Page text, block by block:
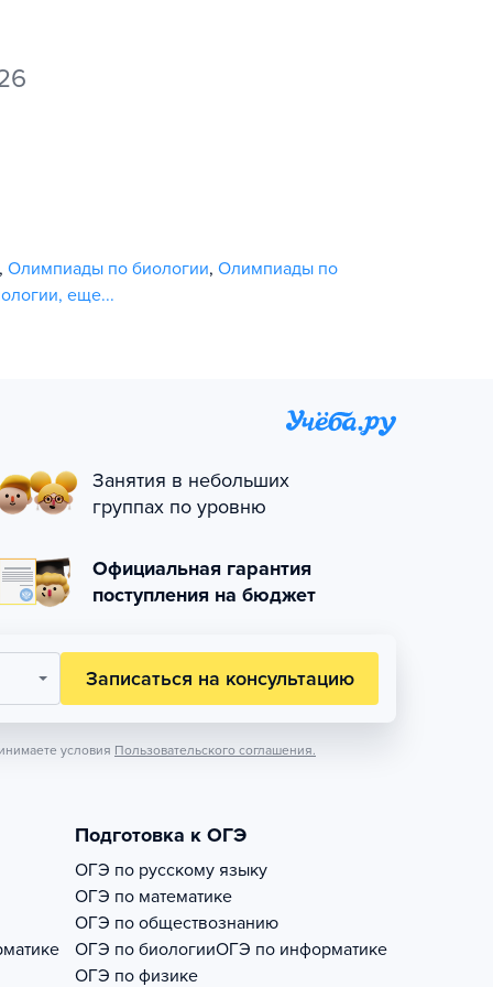
, Олимпиады по биологии, Олимпиады по
, еще...
Занятия в небольших
группах по уровню
Официальная гарантия
поступления на бюджет
Записаться на консультацию
условия Пользовательского соглашения.
Подготовка к ОГЭ
ОГЭ по русскому языку
ОГЭ по математике
ОГЭ по обществознанию
ОГЭ по биологииОГЭ по информатике
ОГЭ по физике